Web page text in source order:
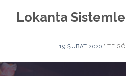
Lokanta
19 ŞUBAT 2020’' TE